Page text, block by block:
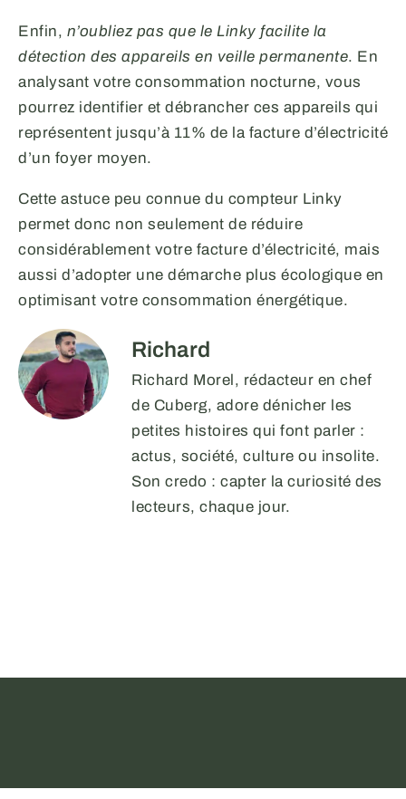
Enfin, n’oubliez pas que le Linky facilite la
détection des appareils en veille permanente. En
analysant votre consommation nocturne, vous
pourrez identifier et débrancher ces appareils qui
représentent jusqu’à 11% de la facture d’électricité
d’un foyer moyen.
Cette astuce peu connue du compteur Linky
permet donc non seulement de réduire
considérablement votre facture d’électricité, mais
aussi d’adopter une démarche plus écologique en
optimisant votre consommation énergétique.
Richard
Richard Morel, rédacteur en chef
de Cuberg, adore dénicher les
petites histoires qui font parler :
actus, société, culture ou insolite.
Son credo : capter la curiosité des
lecteurs, chaque jour.